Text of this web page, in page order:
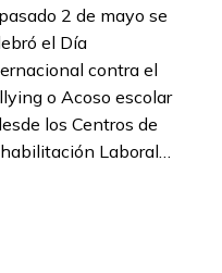
2 de mayo se
el Día
contra el
o Acoso escolar
los Centros de
Laboral…